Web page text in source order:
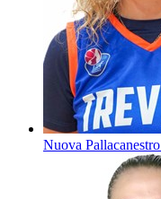
Nuova